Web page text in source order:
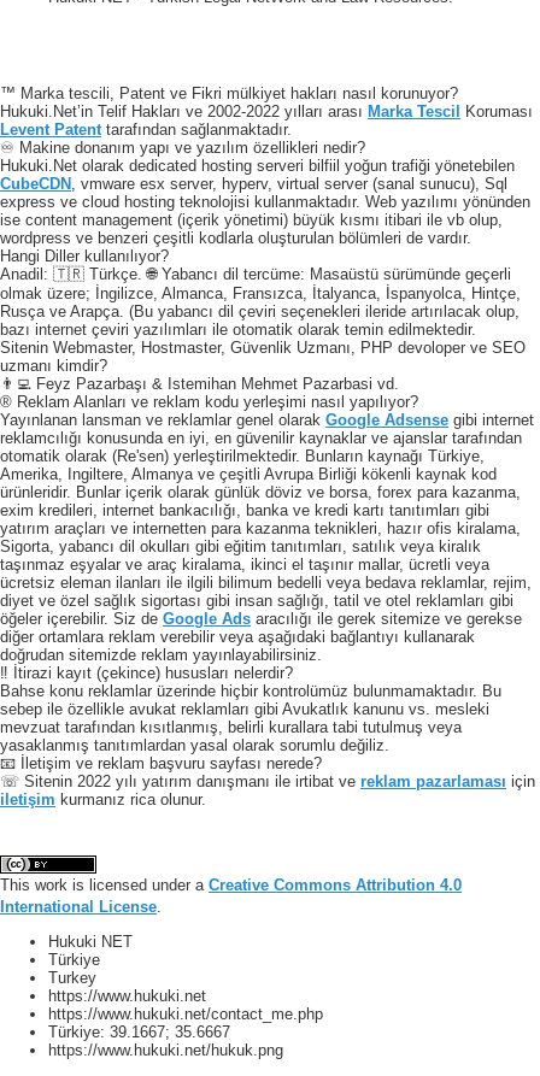
™ Marka tescili, Patent ve Fikri mülkiyet hakları nasıl korunuyor?
Hukuki.Net’in Telif Hakları ve 2002-2022 yılları arası Marka Tescil
Koruması
Levent Patenttarafından sağlanmaktadır.
♾️ Makine donanım yapı ve yazılım özellikleri nedir?
Hukuki.Net olarak dedicated hosting serveri bilfiil yoğun trafiği yönetebilen
CubeCDN , vmware esx server, hyperv, virtual server (sanal sunucu), Sql
express ve cloud hosting teknolojisi kullanmaktadır. Web yazılımı yönünden
ise content management (içerik yönetimi) büyük kısmı itibari ile vb olup,
wordpress ve benzeri çeşitli kodlarla oluşturulan bölümleri de vardır.
Hangi Diller kullanılıyor?
Anadil: 🇹🇷 Türkçe. 🌐 Yabancı dil tercüme: Masaüstü sürümünde geçerli
olmak üzere; İngilizce, Almanca, Fransızca, İtalyanca, İspanyolca, Hintçe,
Rusça ve Arapça. (Bu yabancı dil çeviri seçenekleri ileride artırılacak olup,
bazı internet çeviri yazılımları ile otomatik olarak temin edilmektedir.
Sitenin Webmaster, Hostmaster, Güvenlik Uzmanı, PHP devoloper ve SEO
uzmanı kimdir?
👨‍💻 Feyz Pazarbaşı & Istemihan Mehmet Pazarbasi vd.
® Reklam Alanları ve reklam kodu yerleşimi nasıl yapılıyor?
Yayınlanan lansman ve reklamlar genel olarak Google Adsense gibi internet
reklamcılığı konusunda en iyi, en güvenilir kaynaklar ve ajanslar tarafından
otomatik olarak (Re'sen) yerleştirilmektedir. Bunların kaynağı Türkiye,
Amerika, Ingiltere, Almanya ve çeşitli Avrupa Birliği kökenli kaynak kod
ürünleridir. Bunlar içerik olarak günlük döviz ve borsa, forex para kazanma,
exim kredileri, internet bankacılığı, banka ve kredi kartı tanıtımları gibi
yatırım araçları ve internetten para kazanma teknikleri, hazır ofis kiralama,
Sigorta, yabancı dil okulları gibi eğitim tanıtımları, satılık veya kiralık
taşınmaz eşyalar ve araç kiralama, ikinci el taşınır mallar, ücretli veya
ücretsiz eleman ilanları ile ilgili bilimum bedelli veya bedava reklamlar, rejim,
diyet ve özel sağlık sigortası gibi insan sağlığı, tatil ve otel reklamları gibi
öğeler içerebilir. Siz de Google Ads aracılığı ile gerek sitemize ve gerekse
diğer ortamlara reklam verebilir veya aşağıdaki bağlantıyı kullanarak
doğrudan sitemizde reklam yayınlayabilirsiniz.
‼️ İtirazi kayıt (çekince) hususları nelerdir?
Bahse konu reklamlar üzerinde hiçbir kontrolümüz bulunmamaktadır. Bu
sebep ile özellikle avukat reklamları gibi Avukatlık kanunu vs. mesleki
mevzuat tarafından kısıtlanmış, belirli kurallara tabi tutulmuş veya
yasaklanmış tanıtımlardan yasal olarak sorumlu değiliz.
📧 İletişim ve reklam başvuru sayfası nerede?
☏ Sitenin 2022 yılı yatırım danışmanı ile irtibat ve reklam pazarlaması için
iletişim kurmanız rica olunur.
This work is licensed under a Creative Commons Attribution 4.0
International License.
Hukuki NET
Türkiye
Turkey
https://www.hukuki.net
https://www.hukuki.net/contact_me.php
Türkiye: 39.1667; 35.6667
https://www.hukuki.net/hukuk.png